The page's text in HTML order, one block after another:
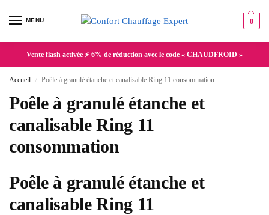
MENU 0
Vente flash activée ⚡ 6% de réduction avec le code « CHAUDFROID »
Accueil / Poêle à granulé étanche et canalisable Ring 11 consommation
Poêle à granulé étanche et
canalisable Ring 11
consommation
Poêle à granulé étanche et
canalisable Ring 11